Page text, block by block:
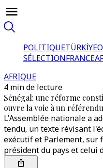
POLITIQUETÜRKİYE
SÉLECTIONFRANCE
AFRIQUE
4 min de lecture
Sénégal: une réforme
ouvre la voie à un
L'Assemblée nationale a
tendu, un texte révisant
exécutif et Parlement, sur
président du pays et celui